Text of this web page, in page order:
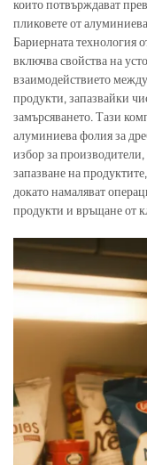
които потвърждават
пликовете от
Бариерната технология
включва свойства на
взаимодействието
продукти, запазвайки
замърсяването. Тази
алуминиева фолия за
избор за
запазване на
докато намаляват
продукти и връщане от